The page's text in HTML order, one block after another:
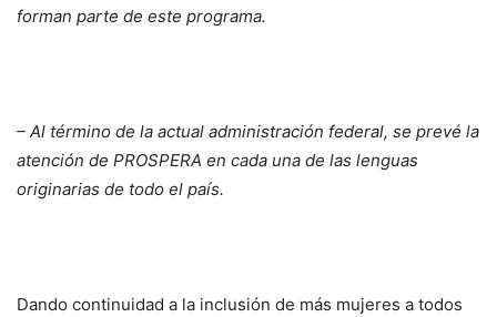
forman parte de este programa.
– Al término de la actual administración federal, se prevé la
atención de PROSPERA en cada una de las lenguas
originarias de todo el país.
Dando continuidad a la inclusión de más mujeres a todos